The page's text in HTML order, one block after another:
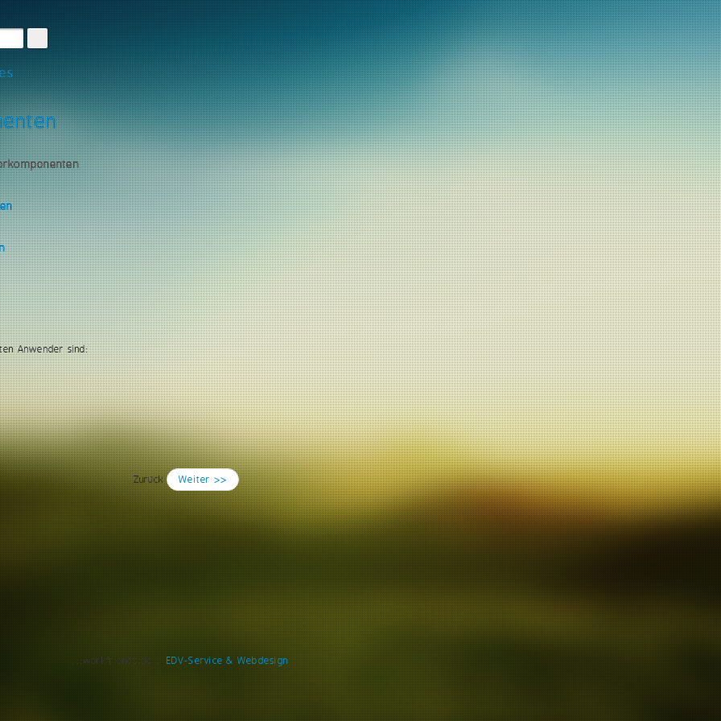
Anwender sind:
Zurück Weiter >>
..::workfriends.de::..EDV-Service & Webdesign